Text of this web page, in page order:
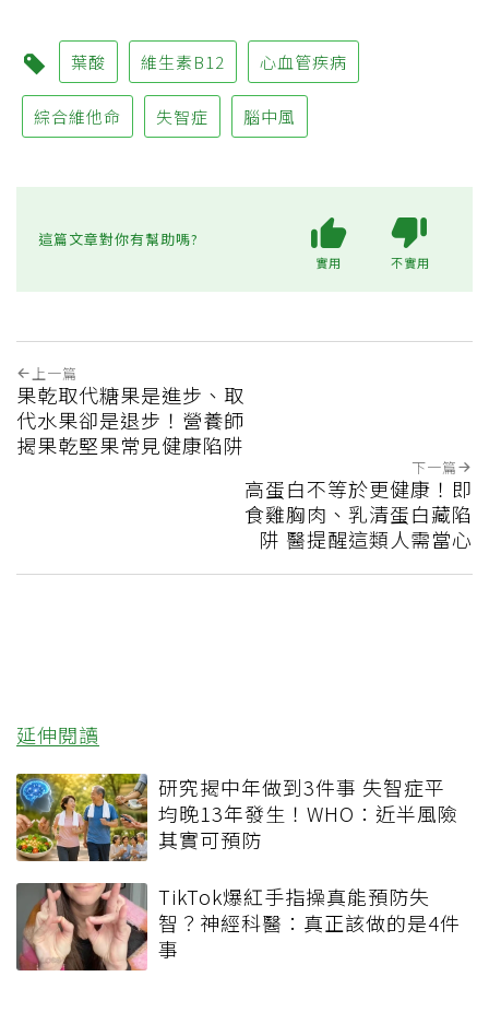
葉酸 維生素B12 心血管疾病
綜合維他命 失智症 腦中風
這篇文章對你有幫助嗎?
實用 不實用
上一篇
果乾取代糖果是進步、取
代水果卻是退步！營養師
揭果乾堅果常見健康陷阱
下一篇
高蛋白不等於更健康！即
食雞胸肉、乳清蛋白藏陷
阱 醫提醒這類人需當心
延伸閱讀
研究揭中年做到3件事 失智症平
均晚13年發生！WHO：近半風險
其實可預防
TikTok爆紅手指操真能預防失
智？神經科醫：真正該做的是4件
事